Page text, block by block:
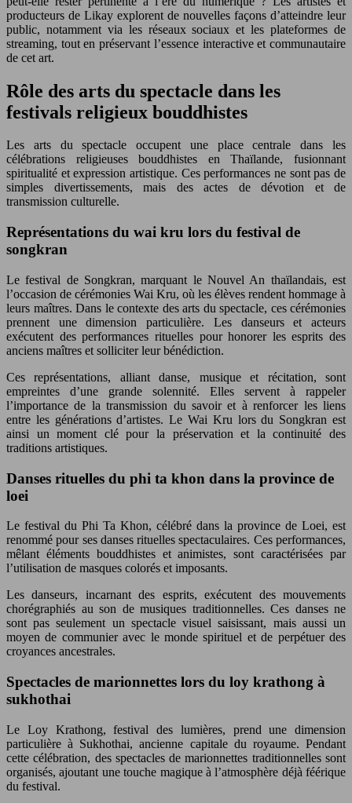
producteurs de Likay explorent de nouvelles façons d’atteindre leur
public, notamment via les réseaux sociaux et les plateformes de
streaming, tout en préservant l’essence interactive et communautaire
de cet art.
Rôle des arts du spectacle dans les
festivals religieux bouddhistes
Les arts du spectacle occupent une place centrale dans les
célébrations religieuses bouddhistes en Thaïlande, fusionnant
spiritualité et expression artistique. Ces performances ne sont pas de
simples divertissements, mais des actes de dévotion et de
transmission culturelle.
Représentations du wai kru lors du festival de
songkran
Le festival de Songkran, marquant le Nouvel An thaïlandais, est
l’occasion de cérémonies Wai Kru, où les élèves rendent hommage à
leurs maîtres. Dans le contexte des arts du spectacle, ces cérémonies
prennent une dimension particulière. Les danseurs et acteurs
exécutent des performances rituelles pour honorer les esprits des
anciens maîtres et solliciter leur bénédiction.
Ces représentations, alliant danse, musique et récitation, sont
empreintes d’une grande solennité. Elles servent à rappeler
l’importance de la transmission du savoir et à renforcer les liens
entre les générations d’artistes. Le Wai Kru lors du Songkran est
ainsi un moment clé pour la préservation et la continuité des
traditions artistiques.
Danses rituelles du phi ta khon dans la province de
loei
Le festival du Phi Ta Khon, célébré dans la province de Loei, est
renommé pour ses danses rituelles spectaculaires. Ces performances,
mêlant éléments bouddhistes et animistes, sont caractérisées par
l’utilisation de masques colorés et imposants.
Les danseurs, incarnant des esprits, exécutent des mouvements
chorégraphiés au son de musiques traditionnelles. Ces danses ne
sont pas seulement un spectacle visuel saisissant, mais aussi un
moyen de communier avec le monde spirituel et de perpétuer des
croyances ancestrales.
Spectacles de marionnettes lors du loy krathong à
sukhothai
Le Loy Krathong, festival des lumières, prend une dimension
particulière à Sukhothai, ancienne capitale du royaume. Pendant
cette célébration, des spectacles de marionnettes traditionnelles sont
organisés, ajoutant une touche magique à l’atmosphère déjà féérique
du festival.